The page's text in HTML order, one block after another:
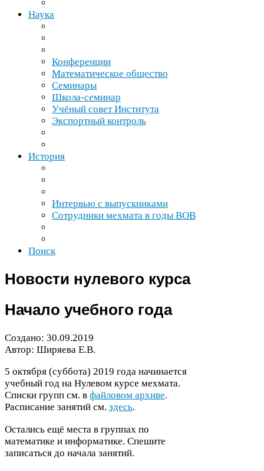
Наука
Конференции
Математическое общество
Семинары
Школа-​семинар
Учёный совет Института
Экспортный контроль
История
Интервью с выпускниками
Сотрудники мехмата в годы ВОВ
Поиск
Новости нулевого курса
Начало учебного года
Создано: 30.09.2019
Автор: Ширяева Е.В.
5 октября (суббота) 2019 года начинается
учебный год на Нулевом курсе мехмата.
Списки групп см. в файловом архиве.
Расписание занятий см. здесь.
Остались ещё места в группах по
математике и информатике. Спешите
записаться до начала занятий.